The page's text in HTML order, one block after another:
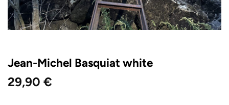
Jean-Michel Basquiat white
29,90 €